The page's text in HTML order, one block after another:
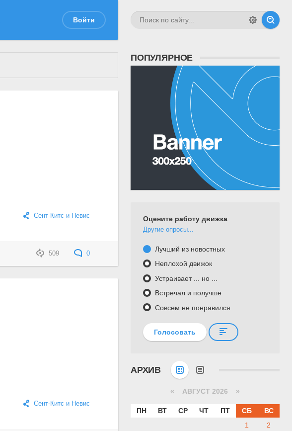
Войти
Сент-Китс и Невис
509 0
Сент-Китс и Невис
ПОПУЛЯРНОЕ
Оцените работу движка
Другие опросы...
Лучший из новостных
Неплохой движок
Устраивает ... но ...
Встречал и получше
Совсем не понравился
Голосовать
АРХИВ
« АВГУСТ 2026 »
ПН ВТ СР ЧТ ПТ СБ
ВС
1
2